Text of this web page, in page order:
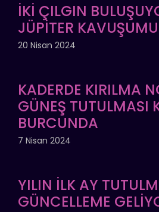
İKİ ÇILGIN
JÜPİTER KAVUŞUMU
20 Nisan 2024
KADERDE KIRILMA
GÜNEŞ TUTULMASI
BURCUNDA
7 Nisan 2024
YILIN İLK AY
GÜNCELLEME